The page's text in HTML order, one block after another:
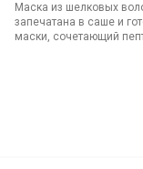
Маска из шелковых
запечатана в саше и
маски, сочетающий